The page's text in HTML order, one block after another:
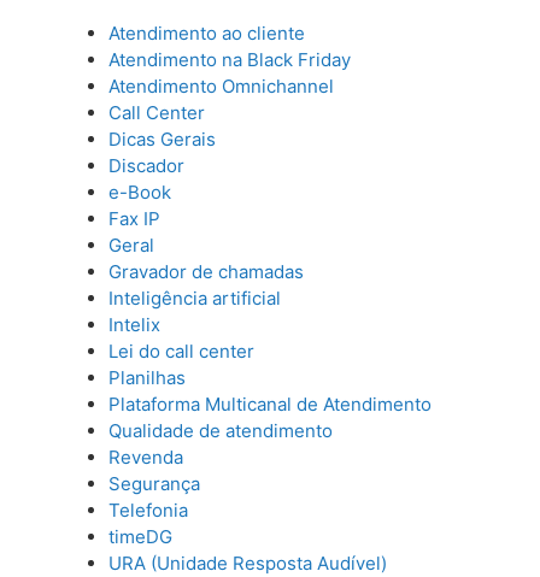
Atendimento ao cliente
Atendimento na Black Friday
Atendimento Omnichannel
Call Center
Dicas Gerais
Discador
e-Book
Fax IP
Geral
Gravador de chamadas
Inteligência artificial
Intelix
Lei do call center
Planilhas
Plataforma Multicanal de Atendimento
Qualidade de atendimento
Revenda
Segurança
Telefonia
timeDG
URA (Unidade Resposta Audível)